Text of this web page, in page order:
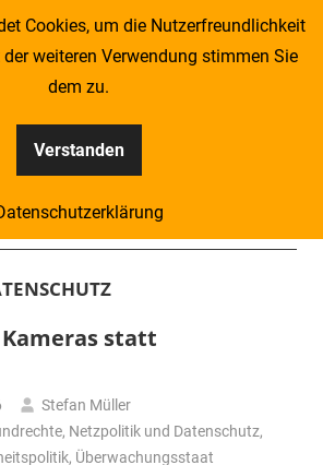
statt
Stefan Müller
, Netzpolitik und Datenschutz,
, Überwachungsstaat
Cookies, um die Nutzerfreundlichkeit
weiteren Verwendung stimmen Sie
dem zu.
Verstanden